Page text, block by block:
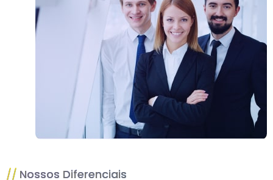
Nossos Diferenciais